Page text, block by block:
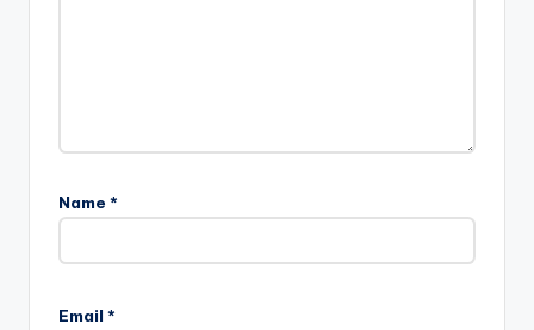
Name *
Email *